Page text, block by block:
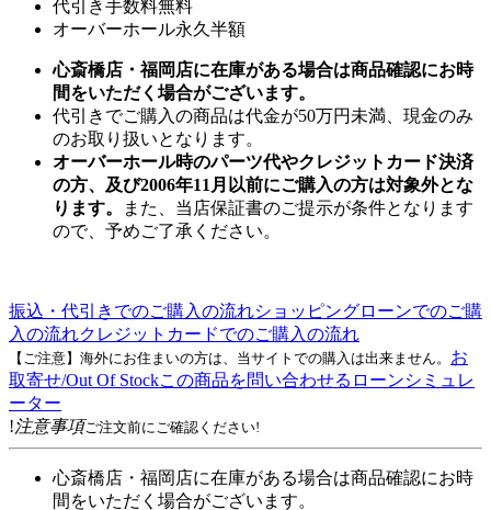
代引き手数料無料
オーバーホール永久半額
心斎橋店・福岡店に在庫がある場合は商品確認にお時
間をいただく場合がございます。
代引きでご購入の商品は代金が50万円未満、現金のみ
のお取り扱いとなります。
オーバーホール時のパーツ代やクレジットカード決済
の方、及び2006年11月以前にご購入の方は対象外とな
ります。
また、当店保証書のご提示が条件となります
ので、予めご了承ください。
振込・代引きでのご購入の流れショッピングローンでのご購
入の流れクレジットカードでのご購入の流れ
【ご注意】海外にお住まいの方は、当サイトでの購入は出来ません。 お
取寄せ/Out Of Stockこの商品を問い合わせる ローンシミュレ
ーター
!注意事項ご注文前にご確認ください!
心斎橋店・福岡店に在庫がある場合は商品確認にお時
間をいただく場合がございます。